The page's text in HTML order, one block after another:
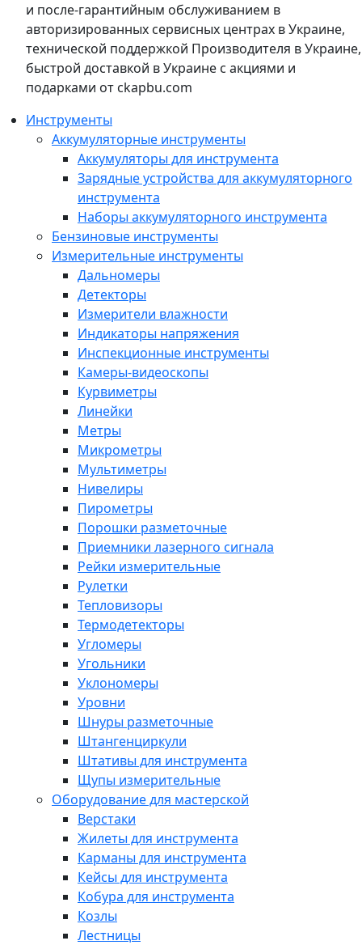
и после-гарантийным обслуживанием в
авторизированных сервисных центрах в Украине,
технической поддержкой Производителя в Украине,
быстрой доставкой в Украине с акциями и
подарками от ckapbu.com
Инструменты
Аккумуляторные инструменты
Аккумуляторы для инструмента
Зарядные устройства для аккумуляторного
инструмента
Наборы аккумуляторного инструмента
Бензиновые инструменты
Измерительные инструменты
Дальномеры
Детекторы
Измерители влажности
Индикаторы напряжения
Инспекционные инструменты
Камеры-видеоскопы
Курвиметры
Линейки
Метры
Микрометры
Мультиметры
Нивелиры
Пирометры
Порошки разметочные
Приемники лазерного сигнала
Рейки измерительные
Рулетки
Тепловизоры
Термодетекторы
Угломеры
Угольники
Уклономеры
Уровни
Шнуры разметочные
Штангенциркули
Штативы для инструмента
Щупы измерительные
Оборудование для мастерской
Верстаки
Жилеты для инструмента
Карманы для инструмента
Кейсы для инструмента
Кобура для инструмента
Козлы
Лестницы